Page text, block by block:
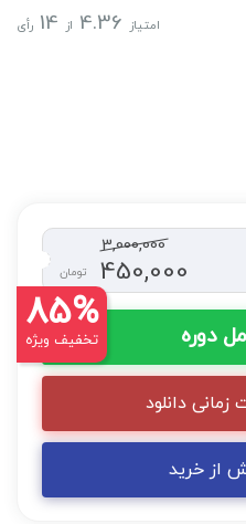
امتیاز 4.36 از 14 رأی
85%
تخفیف ویژه
3,000,000
450,000 تومان
دوره
دانلود
از خرید